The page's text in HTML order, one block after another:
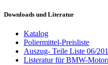
Downloads und Literatur
Katalog
Poliermittel-Preisliste
Auszug- Teile Liste 06/
Listeratur für BMW-